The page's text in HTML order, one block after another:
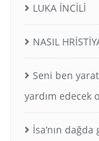
LUKA İNCİLİ
NASIL
Seni ben
yardım edecek
İsa’nın